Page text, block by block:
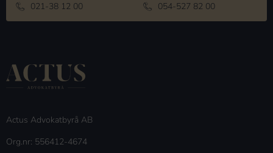
021-38 12 00
054-527 82 00
Actus Advokatbyrå AB
Org.nr: 556412-4674